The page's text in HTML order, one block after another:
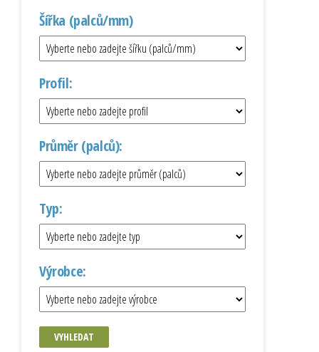
Šířka (palců/mm)
Profil:
Průměr (palců):
Typ:
Výrobce:
VYHLEDAT